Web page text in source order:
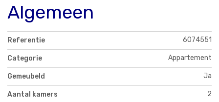
Algemeen
Referentie 6074551
Categorie Appartement
Gemeubeld Ja
Aantal kamers 2